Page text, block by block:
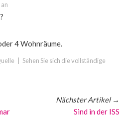
4 Wohnräume.
Sehen Sie sich die vollständige
Nächster Artikel→
Sind in der ISS